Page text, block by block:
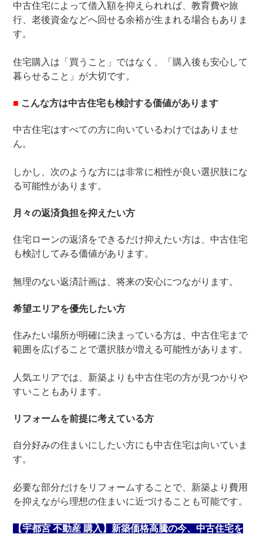
中古住宅によって借入額を抑えられれば、教育費や旅
行、老後資金などへ回せる余裕が生まれる場合もありま
す。
住宅購入は「買うこと」ではなく、「購入後も安心して
暮らせること」が大切です。
■ こんな方は中古住宅も検討する価値があります
中古住宅はすべての方に向いているわけではありませ
ん。
しかし、次のような方には非常に相性が良い選択肢にな
る可能性があります。
月々の返済負担を抑えたい方
住宅ローンの返済をできるだけ抑えたい方は、中古住宅
も検討してみる価値があります。
無理のない返済計画は、将来の安心につながります。
希望エリアを優先したい方
住みたい場所が明確に決まっている方は、中古住宅まで
範囲を広げることで選択肢が増える可能性があります。
人気エリアでは、新築よりも中古住宅の方が見つかりや
すいこともあります。
リフォームを前提に考えている方
自分好みの住まいにしたい方にも中古住宅は向いていま
す。
必要な部分だけをリフォームすることで、新築より費用
を抑えながら理想の住まいに近づけることも可能です。
【宇都宮 不動産 購入】新築価格高騰の今、中古住宅を